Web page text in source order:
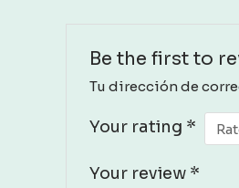
Be the first to
Tu dirección de
Your rating *
Your review *